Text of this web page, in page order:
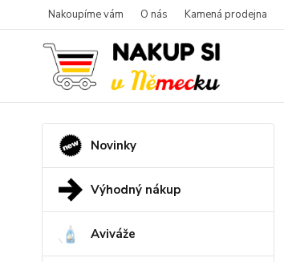
Nakoupíme vám O nás Kamená prodejna
Novinky
Výhodný nákup
Aviváže